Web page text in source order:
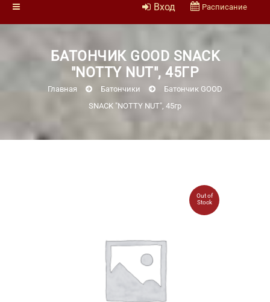
Вход Расписание
БАТОНЧИК GOOD SNACK
"NOTTY NUT", 45ГР
Главная Батончики
Батончик GOOD
SNACK "NOTTY NUT", 45гр
Out of
Stock